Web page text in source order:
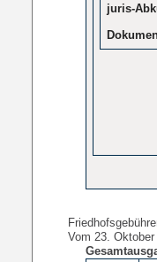
juris-
Vom 23. Oktober